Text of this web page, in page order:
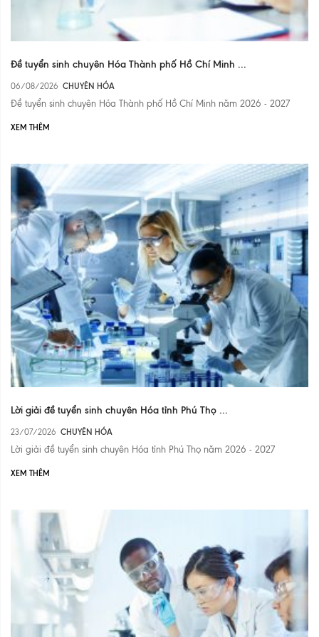
Đề tuyển sinh chuyên Hóa Thành phố Hồ Chí Minh ...
06/08/2026 CHUYÊN HÓA
Đề tuyển sinh chuyên Hóa Thành phố Hồ Chí Minh năm 2026 - 2027
XEM THÊM
Lời giải đề tuyển sinh chuyên Hóa tỉnh Phú Thọ ...
23/07/2026 CHUYÊN HÓA
Lời giải đề tuyển sinh chuyên Hóa tỉnh Phú Thọ năm 2026 - 2027
XEM THÊM